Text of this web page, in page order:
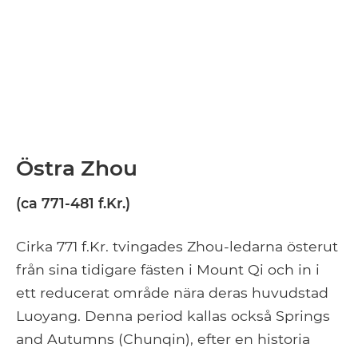
Östra Zhou
(ca 771-481 f.Kr.)
Cirka 771 f.Kr. tvingades Zhou-ledarna österut
från sina tidigare fästen i Mount Qi och in i
ett reducerat område nära deras huvudstad
Luoyang. Denna period kallas också Springs
and Autumns (Chunqin), efter en historia